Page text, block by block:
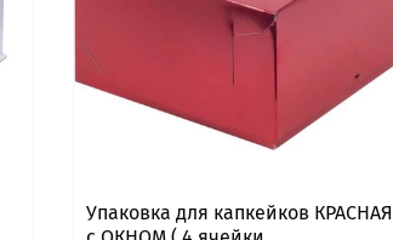
Упаковка для капкейков КРАСНАЯ